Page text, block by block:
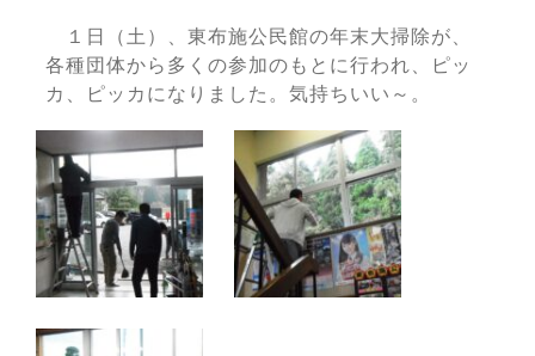
１日（土）、東布施公民館の年末大掃除が、
各種団体から多くの参加のもとに行われ、ピッ
カ、ピッカになりました。気持ちいい～。